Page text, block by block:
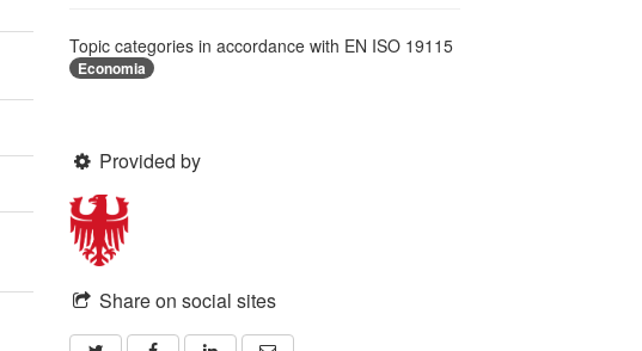
Topic categories in accordance with EN ISO 19115
Economia
Provided by
Share on social sites